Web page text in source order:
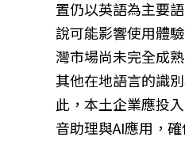
置仍以英語為主要
說可能影響使用體
灣市場尚未完全成
其他在地語言的識
此，本土企業應投
音助理與AI應用，